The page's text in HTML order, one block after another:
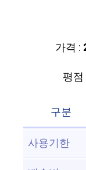
가격 :
평
구분
사용기한